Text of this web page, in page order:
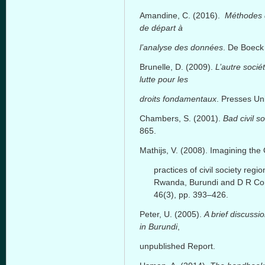
Amandine, C. (2016). Méthodes
de départ à
l’analyse des données . De
Brunelle, D. (2009). L’autre
lutte pour les
droits fondamentaux . Presses
Chambers, S. (2001). Bad civil
865.
Mathijs, V. (2008). Imagining
practices of civil society
Rwanda, Burundi and D R
46(3), pp. 393–426.
Peter, U. (2005). A brief
in Burundi,
unpublished Report.